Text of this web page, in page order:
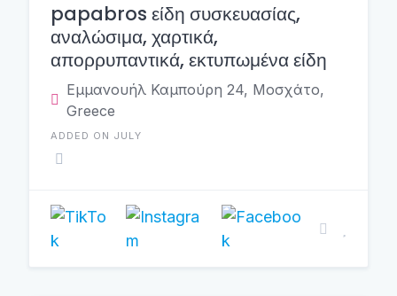
papabros είδη συσκευασίας,
αναλώσιμα, χαρτικά,
απορρυπαντικά, εκτυπωμένα είδη
Εμμανουήλ Καμπούρη 24, Μοσχάτο,
Greece
ADDED ON JULY